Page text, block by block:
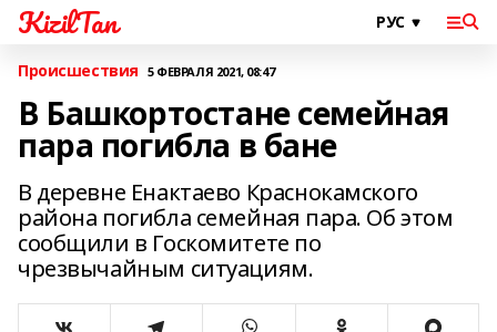
KizilTan
Происшествия 5 ФЕВРАЛЯ 2021, 08:47
В Башкортостане семейная
пара погибла в бане
В деревне Енактаево Краснокамского
района погибла семейная пара. Об этом
сообщили в Госкомитете по
чрезвычайным ситуациям.